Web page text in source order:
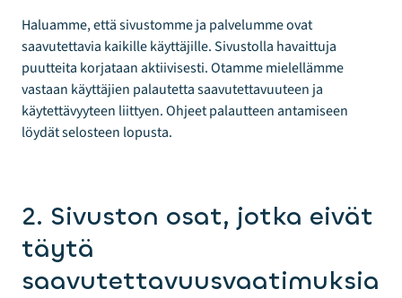
Haluamme, että sivustomme ja palvelumme ovat
saavutettavia kaikille käyttäjille. Sivustolla havaittuja
puutteita korjataan aktiivisesti. Otamme mielellämme
vastaan käyttäjien palautetta saavutettavuuteen ja
käytettävyyteen liittyen. Ohjeet palautteen antamiseen
löydät selosteen lopusta.
2. Sivuston osat, jotka eivät
täytä
saavutettavuusvaatimuksia